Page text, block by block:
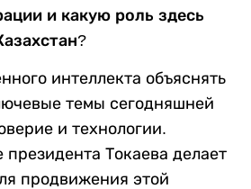
и какую роль здесь
интеллекта объяснять
темы сегодняшней
и технологии.
президента Токаева делает
продвижения этой